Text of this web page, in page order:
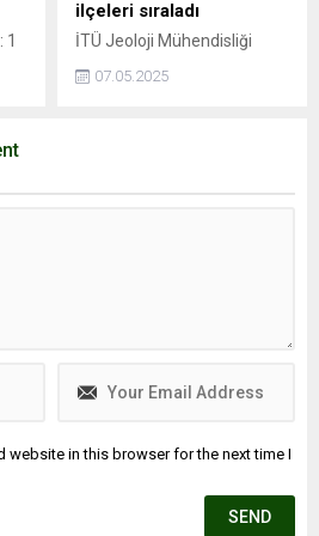
ilçeleri sıraladı
İTÜ Jeoloji Mühendisliği
Yaltırak, İstanbul’da
07.05.2025
website in this browser for the next time I